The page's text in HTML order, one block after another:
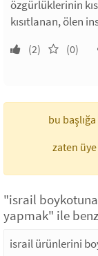
özgürlüklerinin
kısıtlanan, ölen
(2) (0)
bu
zaten
"israil
yapmak" ile
israil ürünlerini